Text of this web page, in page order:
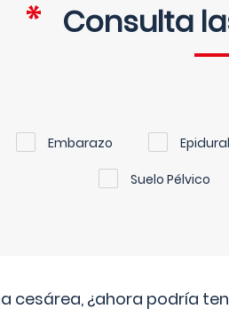
Consulta
Embarazo Epidural
Suelo Pélvico
cesárea, ¿ahora podría